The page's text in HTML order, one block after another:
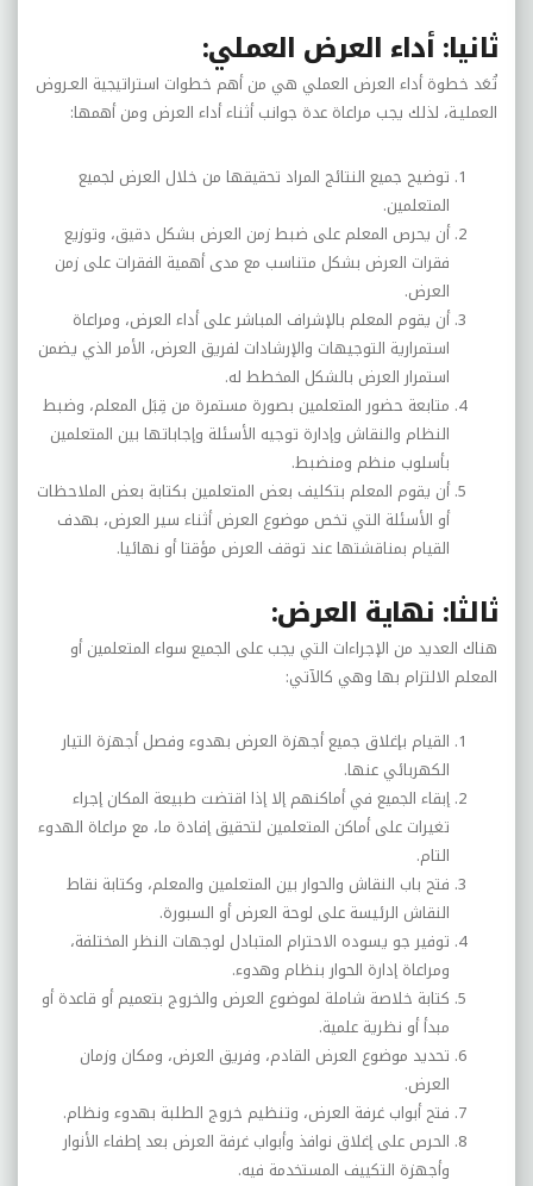
ثانيا: أداء العرض العملي:
تُعَد خطوة أداء العرض العملي هي من أهم خطوات استراتيجية العـروض
العمليـة، لذلك يجب مراعاة عدة جوانب أثناء أداء العرض ومن أهمها:
توضيح جميع النتائج المراد تحقيقها من خلال العرض لجميع
المتعلمين.
أن يحرص المعلم على ضبط زمن العرض بشكل دقيق، وتوزيع
فقرات العرض بشكل متناسب مع مدى أهمية الفقرات على زمن
العرض.
أن يقوم المعلم بالإشراف المباشر على أداء العرض، ومراعاة
استمرارية التوجيهات والإرشادات لفريق العرض، الأمر الذي يضمن
استمرار العرض بالشكل المخطط له.
متابعة حضور المتعلمين بصورة مستمرة من قِبَل المعلم، وضبط
النظام والنقاش وإدارة توجيه الأسئلة وإجاباتها بين المتعلمين
بأسلوب منظم ومنضبط.
أن يقوم المعلم بتكليف بعض المتعلمين بكتابة بعض الملاحظات
أو الأسئلة التي تخص موضوع العرض أثناء سير العرض، بهدف
القيام بمناقشتها عند توقف العرض مؤقتا أو نهائيا.
ثالثا: نهاية العرض:
هناك العديد من الإجراءات التي يجب على الجميع سواء المتعلمين أو
المعلم الالتزام بها وهي كالآتي:
القيام بإغلاق جميع أجهزة العرض بهدوء وفصل أجهزة التيار
الكهربائي عنها.
إبقاء الجميع في أماكنهم إلا إذا اقتضت طبيعة المكان إجراء
تغيرات على أماكن المتعلمين لتحقيق إفادة ما، مع مراعاة الهدوء
التام.
فتح باب النقاش والحوار بين المتعلمين والمعلم، وكتابة نقاط
النقاش الرئيسة على لوحة العرض أو السبورة.
توفير جو يسوده الاحترام المتبادل لوجهات النظر المختلفة،
ومراعاة إدارة الحوار بنظام وهدوء.
كتابة خلاصة شاملة لموضوع العرض والخروج بتعميم أو قاعدة أو
مبدأ أو نظرية علمية.
تحديد موضوع العرض القادم، وفريق العرض، ومكان وزمان
العرض.
فتح أبواب غرفة العرض، وتنظيم خروج الطلبة بهدوء ونظام.
الحرص على إغلاق نوافذ وأبواب غرفة العرض بعد إطفاء الأنوار
وأجهزة التكييف المستخدمة فيه.